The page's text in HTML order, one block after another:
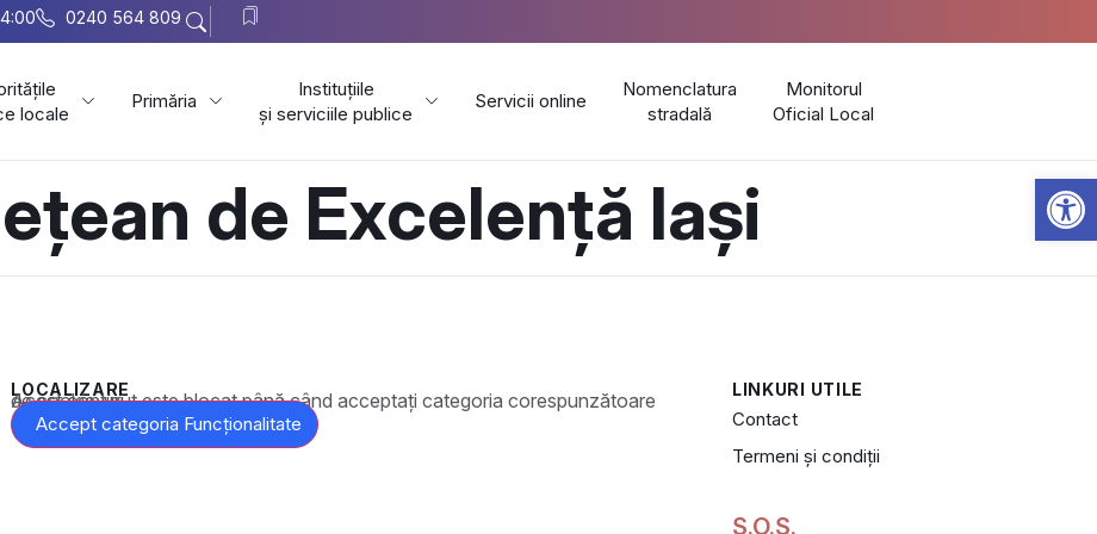
0240 564 809
locale
Primăria
Instituțiile
și serviciile publice
Servicii online
Nomenclatura
stradală
Monitorul
Oficial Local
de Excelență Iași
LOCALIZARE
Acest conținut este blocat până când acceptați categoria corespunzătoare de cookie-uri.
Accept categoria Funcționalitate
LINKURI UTILE
Contact
Termeni și condiții
S.O.S.